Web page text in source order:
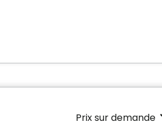
Prix sur demande